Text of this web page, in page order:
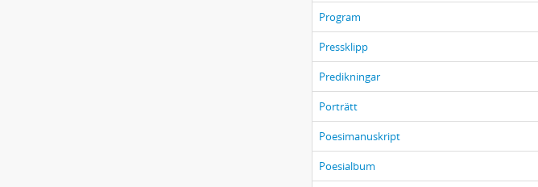
Program
Pressklipp
Predikningar
Porträtt
Poesimanuskript
Poesialbum